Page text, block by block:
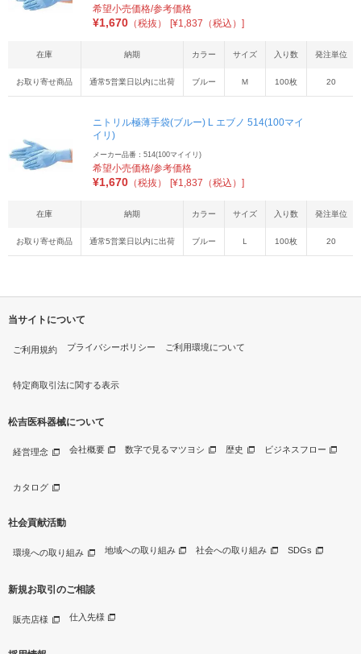
希望小売価格/参考価格
¥1,670 （税抜） [¥1,837（税込）]
在庫 納期 カラー サイズ 入り数 発注単位
お取り寄せ商品 通常5営業日以内に出荷 ブルー Ｍ 100枚 20
ニトリル極薄手袋(ブルー) L エブノ 514(100マイ
イリ)
メーカー品番：514(100マイイリ)
希望小売価格/参考価格
¥1,670 （税抜） [¥1,837（税込）]
在庫 納期 カラー サイズ 入り数 発注単位
お取り寄せ商品 通常5営業日以内に出荷 ブルー Ｌ 100枚 20
当サイトについて
ご利用規約 プライバシーポリシー ご利用環境について
特定商取引法に関する表示
松吉医科器械について
経営理念 会社概要 数字で見るマツヨシ 歴史 ビジネスフロー
カタログ
社会貢献活動
環境への取り組み 地域への取り組み 社会への取り組み SDGs
新規お取引のご相談
販売店様 仕入先様